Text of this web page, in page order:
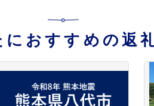
におすすめの返